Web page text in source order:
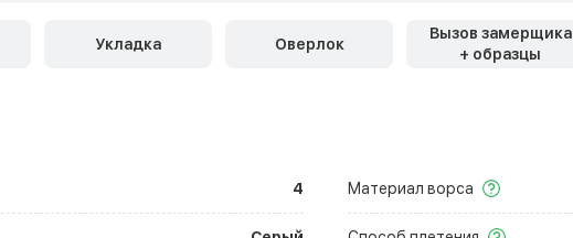
Укладка Оверлок
Вызов замерщика
+ образцы
4 Материал ворса